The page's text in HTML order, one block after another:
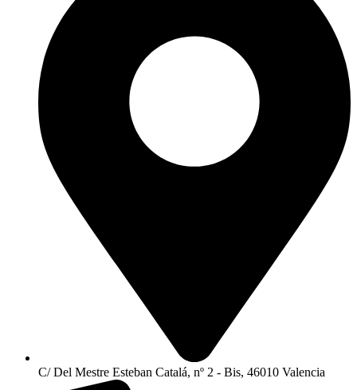
C/ Del Mestre Esteban Catalá, nº 2 - Bis, 46010 Valencia